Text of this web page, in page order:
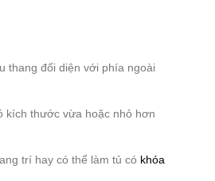
thang đối diện với phía ngoài
kích thước vừa hoặc nhỏ hơn
trí hay có thể làm tủ có khóa